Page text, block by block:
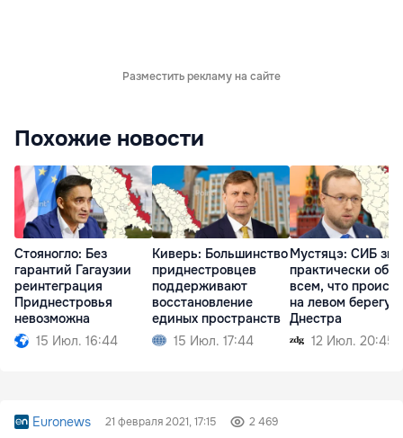
Разместить рекламу на сайте
Похожие новости
Стояногло: Без
гарантий Гагаузии
реинтеграция
Приднестровья
невозможна
15 Июл. 16:44
Киверь: Большинство
приднестровцев
поддерживают
восстановление
единых пространств
15 Июл. 17:44
Мустяцэ: СИБ
практически обо
всем, что
на левом берегу
Днестра
12 Июл. 20:45
Euronews 21 февраля 2021, 17:15 2 469